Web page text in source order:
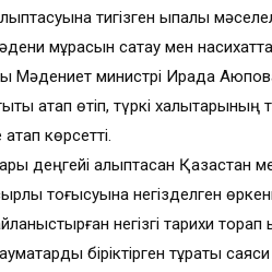
тигізген ықпалы
мұрасын сақтау мен
Мәдениет министрі Ирада
атап өтіп, түркі халықтарының
көрсетті.
деңгейі қалыптасқан Қазақстан
тоғысуына негізделген
негізгі тарихи торап
біріктірген тұрақты